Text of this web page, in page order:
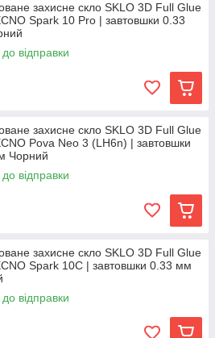
захисне скло SKLO 3D Full Glue
Spark 10 Pro | завтовшки 0.33
відправки
захисне скло SKLO 3D Full Glue
Pova Neo 3 (LH6n) | завтовшки
Чорний
відправки
захисне скло SKLO 3D Full Glue
Spark 10C | завтовшки 0.33 мм
відправки